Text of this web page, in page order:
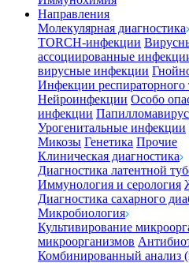
Направления
Молекулярная диагностика
TORCH-инфекции
ассоциированные
вирусные инфекции
Инфекции респираторного
Нейроинфекции Особо
инфекции
Урогенитальные инфекции
Микозы Генетика Прочие
Клиническая диагностика
Диагностика латентной
Иммунология и серология
Диагностика сахарного
Микробиология
Культивирование
микроорганизмов
Комбинированный анализ